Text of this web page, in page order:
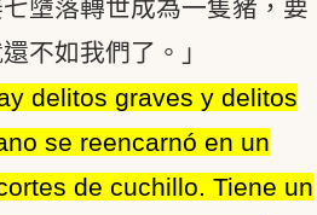
墮落轉世成為一隻豬，要
不如我們了。」
delitos graves y delitos
se reencarnó en un
de cuchillo. Tiene un